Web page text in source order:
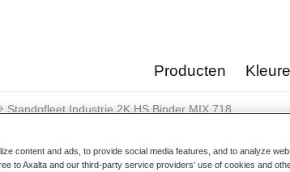
Producten
Standofleet Industrie 2K HS Binder MIX 718
content and ads, to provide social media features, and to analyze
to Axalta and our third-party service providers’ use of cookies and